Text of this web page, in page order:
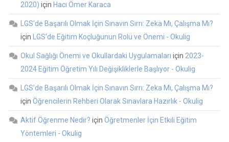
2020) için Hacı Ömer Karaca
LGS’de Başarılı Olmak İçin Sınavın Sırrı: Zeka Mı, Çalışma Mı?
için
LGS'de Eğitim Koçluğunun Rolü ve Önemi - Okulig
Okul Sağlığı Önemi ve Okullardaki Uygulamaları için 2023-
2024 Eğitim Öğretim Yılı Değişikliklerle Başlıyor - Okulig
LGS’de Başarılı Olmak İçin Sınavın Sırrı: Zeka Mı, Çalışma Mı?
için Öğrencilerin Rehberi Olarak Sınavlara Hazırlık - Okulig
Aktif Öğrenme Nedir? için Öğretmenler İçin Etkili Eğitim
Yöntemleri - Okulig